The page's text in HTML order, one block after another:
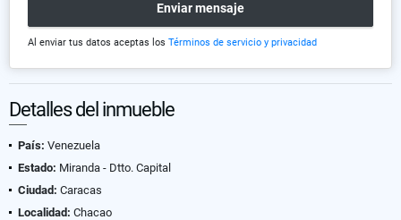
Enviar mensaje
Al enviar tus datos aceptas los Términos de servicio y privacidad
Detalles del inmueble
País: Venezuela
Estado: Miranda - Dtto. Capital
Ciudad: Caracas
Localidad: Chacao